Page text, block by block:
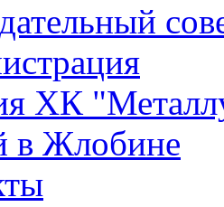
ХК
в Жлобине